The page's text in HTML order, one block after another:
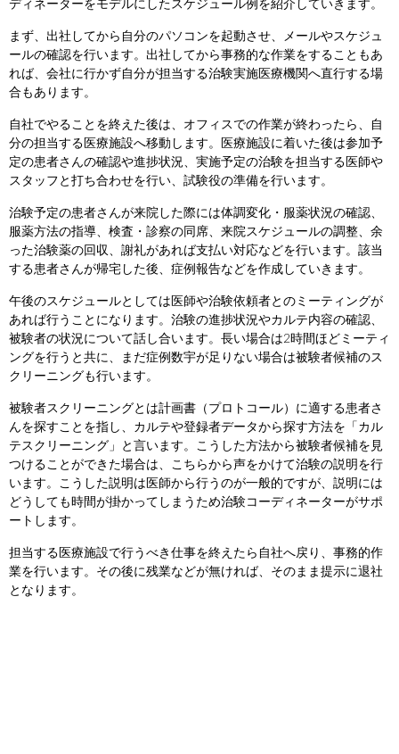
ディネーターをモデルにしたスケジュール例を紹介していきます。
まず、出社してから自分のパソコンを起動させ、メールやスケジュ
ールの確認を行います。出社してから事務的な作業をすることもあ
れば、会社に行かず自分が担当する治験実施医療機関へ直行する場
合もあります。
自社でやることを終えた後は、オフィスでの作業が終わったら、自
分の担当する医療施設へ移動します。医療施設に着いた後は参加予
定の患者さんの確認や進捗状況、実施予定の治験を担当する医師や
スタッフと打ち合わせを行い、試験役の準備を行います。
治験予定の患者さんが来院した際には体調変化・服薬状況の確認、
服薬方法の指導、検査・診察の同席、来院スケジュールの調整、余
った治験薬の回収、謝礼があれば支払い対応などを行います。該当
する患者さんが帰宅した後、症例報告などを作成していきます。
午後のスケジュールとしては医師や治験依頼者とのミーティングが
あれば行うことになります。治験の進捗状況やカルテ内容の確認、
被験者の状況について話し合います。長い場合は2時間ほどミーティ
ングを行うと共に、まだ症例数宇が足りない場合は被験者候補のス
クリーニングも行います。
被験者スクリーニングとは計画書（プロトコール）に適する患者さ
んを探すことを指し、カルテや登録者データから探す方法を「カル
テスクリーニング」と言います。こうした方法から被験者候補を見
つけることができた場合は、こちらから声をかけて治験の説明を行
います。こうした説明は医師から行うのが一般的ですが、説明には
どうしても時間が掛かってしまうため治験コーディネーターがサポ
ートします。
担当する医療施設で行うべき仕事を終えたら自社へ戻り、事務的作
業を行います。その後に残業などが無ければ、そのまま提示に退社
となります。